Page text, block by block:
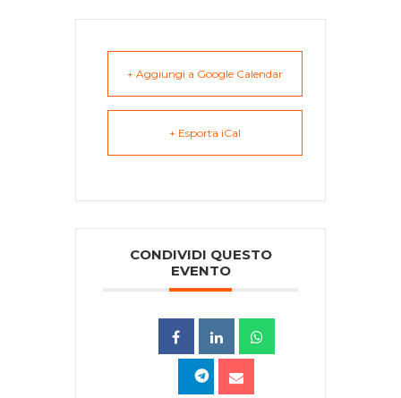
+ Aggiungi a Google Calendar
+ Esporta iCal
CONDIVIDI QUESTO
EVENTO